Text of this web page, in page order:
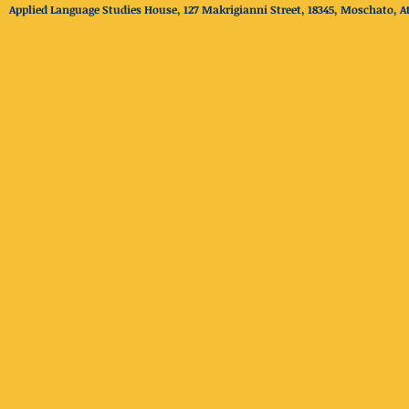
Applied Language Studies House, 127 Makrigianni Street, 18345, Moschato,